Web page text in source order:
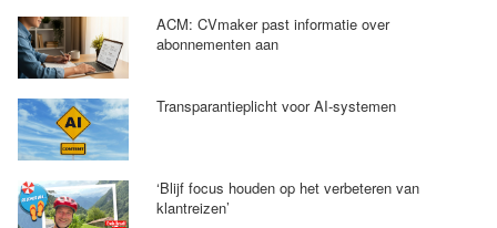
ACM: CVmaker past informatie over
abonnementen aan
Transparantieplicht voor AI-systemen
‘Blijf focus houden op het verbeteren van
klantreizen’